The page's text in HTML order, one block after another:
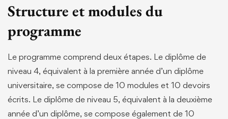
Structure et modules du
programme
Le programme comprend deux étapes. Le diplôme de
niveau 4, équivalent à la première année d’un diplôme
universitaire, se compose de 10 modules et 10 devoirs
écrits. Le diplôme de niveau 5, équivalent à la deuxième
année d’un diplôme, se compose également de 10